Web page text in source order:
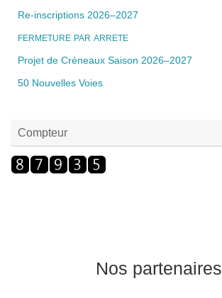
Re-inscriptions 2026–2027
FERMETURE PAR ARRETE
Projet de Créneaux Saison 2026–2027
50 Nouvelles Voies
Compteur
Nos partenaires